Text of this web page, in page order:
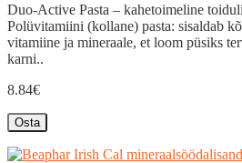
Duo-Active Pasta – kahetoimeline
Polüvitamiini (kollane) pasta: sisaldab
vitamiine ja mineraale, et loom püsiks
karni..
8.84€
Osta